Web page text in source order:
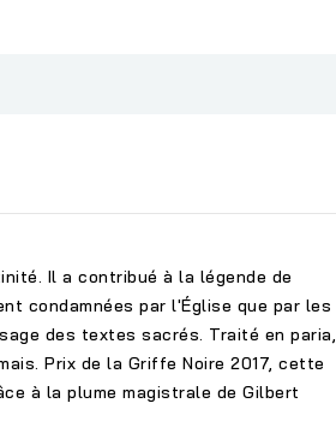
Il a contribué à la légende de
condamnées par l'Église que par les
des textes sacrés. Traité en paria,
Prix de la Griffe Noire 2017, cette
à la plume magistrale de Gilbert